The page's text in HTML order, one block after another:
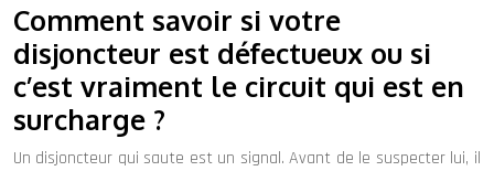
Comment savoir si votre
disjoncteur est défectueux ou si
c’est vraiment le circuit qui est en
surcharge ?
Un disjoncteur qui saute est un signal. Avant de le suspecter lui, il